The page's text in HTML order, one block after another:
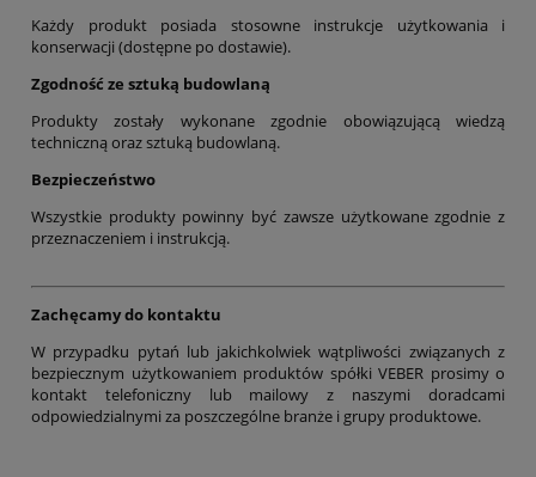
Każdy produkt posiada stosowne instrukcje użytkowania i
konserwacji (dostępne po dostawie).
Zgodność ze sztuką budowlaną
Produkty zostały wykonane zgodnie obowiązującą wiedzą
techniczną oraz sztuką budowlaną.
Bezpieczeństwo
Wszystkie produkty powinny być zawsze użytkowane zgodnie z
przeznaczeniem i instrukcją.
Zachęcamy do kontaktu
W przypadku pytań lub jakichkolwiek wątpliwości związanych z
bezpiecznym użytkowaniem produktów spółki VEBER prosimy o
kontakt telefoniczny lub mailowy z naszymi doradcami
odpowiedzialnymi za poszczególne branże i grupy produktowe.